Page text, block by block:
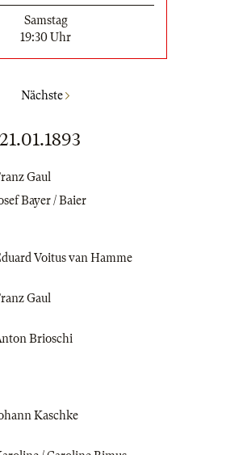
Samstag
19:30 Uhr
Nächste
Gaul
Bayer / Baier
Voitus van Hamme
Gaul
Brioschi
Kaschke